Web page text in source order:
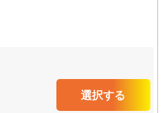
選択する